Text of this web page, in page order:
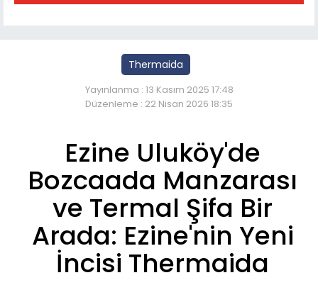
Thermaida
Yayınlanma : 13 Kasım 2025 17:48
Düzenleme : 22 Nisan 2026 18:35
Ezine Uluköy'de
Bozcaada Manzarası
ve Termal Şifa Bir
Arada: Ezine'nin Yeni
İncisi Thermaida